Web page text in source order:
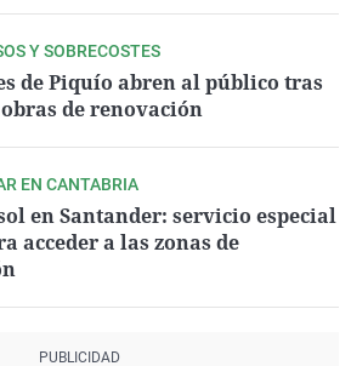
Y SOBRECOSTES
de Piquío abren al público tras
de renovación
EN CANTABRIA
en Santander: servicio especial
acceder a las zonas de